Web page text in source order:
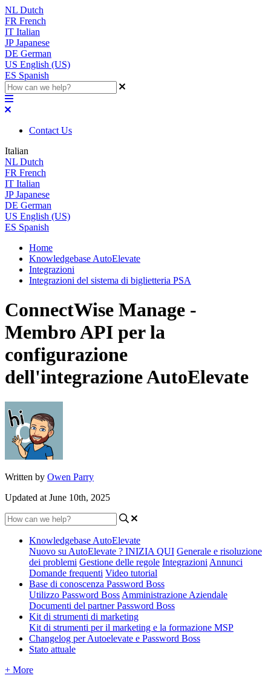
NL Dutch
FR French
IT Italian
JP Japanese
DE German
US English (US)
ES Spanish
Contact Us
Italian
NL Dutch
FR French
IT Italian
JP Japanese
DE German
US English (US)
ES Spanish
Home
Knowledgebase AutoElevate
Integrazioni
Integrazioni del sistema di biglietteria PSA
ConnectWise Manage -
Membro API per la
configurazione
dell'integrazione AutoElevate
Written by Owen Parry
Updated at June 10th, 2025
Knowledgebase AutoElevate
Nuovo su AutoElevate ? INIZIA QUI Generale e risoluzione
dei problemi Gestione delle regole Integrazioni Annunci
Domande frequenti Video tutorial
Base di conoscenza Password Boss
Utilizzo Password Boss Amministrazione Aziendale
Documenti del partner Password Boss
Kit di strumenti di marketing
Kit di strumenti per il marketing e la formazione MSP
Changelog per Autoelevate e Password Boss
Stato attuale
+ More